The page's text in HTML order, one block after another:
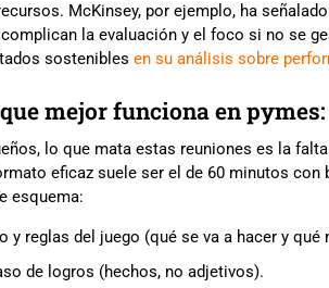
McKinsey, por ejemplo, ha
la evaluación y el foco si no se
sostenibles en su análisis sobre
mejor funciona en
lo que mata estas reuniones es la
eficaz suele ser el de 60 minutos
esquema:
y reglas del juego (qué se va a hacer y qué
de logros (hechos, no adjetivos).